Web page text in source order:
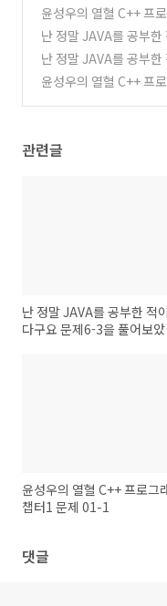
(0)
윤성우의 열혈 C++ 프
- Const 포인터와
난 정말 JAVA를 공부
을 풀어보았습니다.
(0)
난 정말 JAVA를 공부
을 풀어보았습니다.
(0)
윤성우의 열혈 C++ 프
관련글
난 정말 JAVA를 공부한 적
다구요 문제6-3을 풀어보
윤성우의 열혈 C++ 프로그
챕터1 문제 01-1
댓글